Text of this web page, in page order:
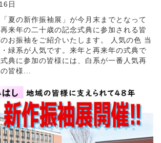
日
夏の新作振袖展」が今月末までとなって
来年の二十歳の記念式典に参加される皆
お振袖をご紹介いたします。 人気の色 当
緑系が人気です。来年と再来年の式典で
典に参加の皆様には、白系が一番人気再
皆様...